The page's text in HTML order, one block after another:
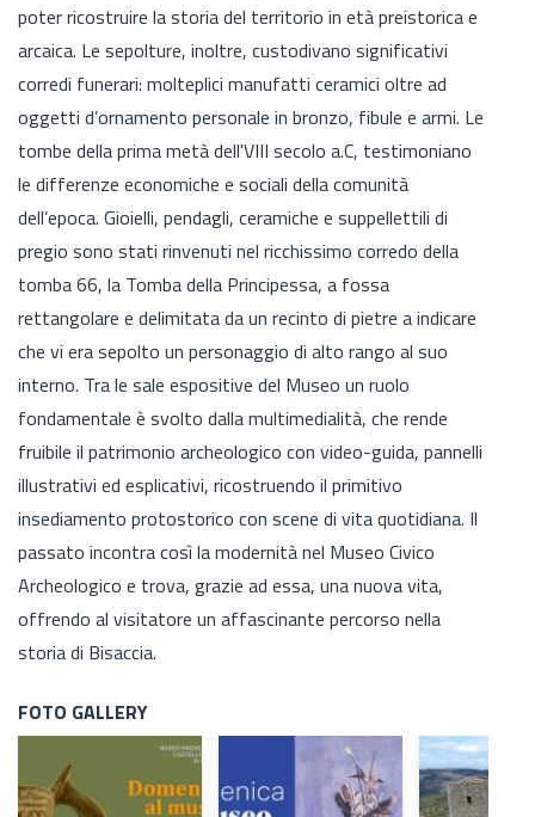
poter ricostruire la storia del territorio in età preistorica e
arcaica. Le sepolture, inoltre, custodivano significativi
corredi funerari: molteplici manufatti ceramici oltre ad
oggetti d’ornamento personale in bronzo, fibule e armi. Le
tombe della prima metà dell'VIII secolo a.C, testimoniano
le differenze economiche e sociali della comunità
dell’epoca. Gioielli, pendagli, ceramiche e suppellettili di
pregio sono stati rinvenuti nel ricchissimo corredo della
tomba 66, la Tomba della Principessa, a fossa
rettangolare e delimitata da un recinto di pietre a indicare
che vi era sepolto un personaggio di alto rango al suo
interno. Tra le sale espositive del Museo un ruolo
fondamentale è svolto dalla multimedialità, che rende
fruibile il patrimonio archeologico con video-guida, pannelli
illustrativi ed esplicativi, ricostruendo il primitivo
insediamento protostorico con scene di vita quotidiana. Il
passato incontra così la modernità nel Museo Civico
Archeologico e trova, grazie ad essa, una nuova vita,
offrendo al visitatore un affascinante percorso nella
storia di Bisaccia.
FOTO GALLERY